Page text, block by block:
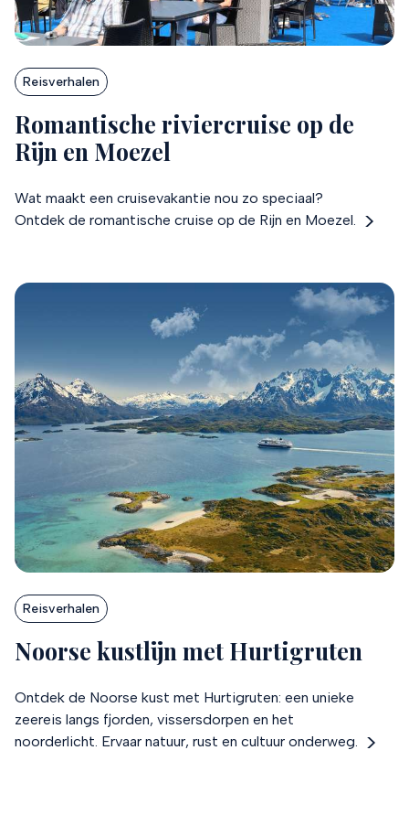
Reisverhalen
Romantische riviercruise op de
Rijn en Moezel
Wat maakt een cruisevakantie nou zo speciaal?
Ontdek de romantische cruise op de Rijn en Moezel.
Reisverhalen
Noorse kustlijn met Hurtigruten
Ontdek de Noorse kust met Hurtigruten: een unieke
zeereis langs fjorden, vissersdorpen en het
noorderlicht. Ervaar natuur, rust en cultuur onderweg.